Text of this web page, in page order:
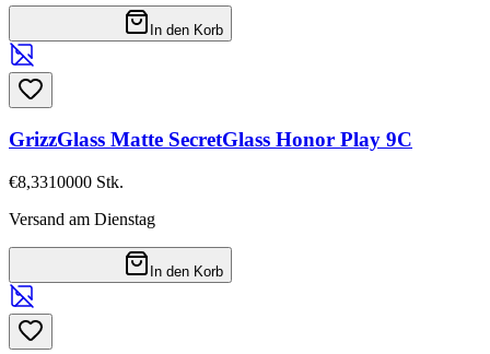
In den Korb
GrizzGlass Matte SecretGlass Honor Play 9C
€8,3310000 Stk.
Versand am Dienstag
In den Korb